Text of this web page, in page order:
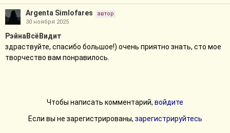
Argenta Simlofares
автор
30 ноября 2025
РэйнаВсёВидит
здраствуйте, спасибо большое!) очень приятно знать, сто мое
творчество вам понравилось.
Чтобы написать комментарий, войдите
Если вы не зарегистрированы, зарегистрируйтесь